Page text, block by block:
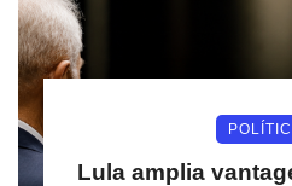
Lula amplia